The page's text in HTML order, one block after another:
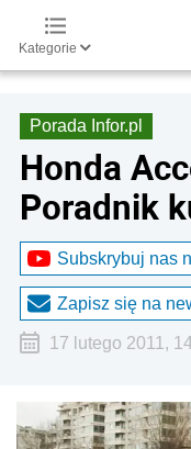
Kategorie
Porada Infor.pl
Honda
Poradnik
Subskrybuj nas
Zapisz się na
17 lutego 2011,